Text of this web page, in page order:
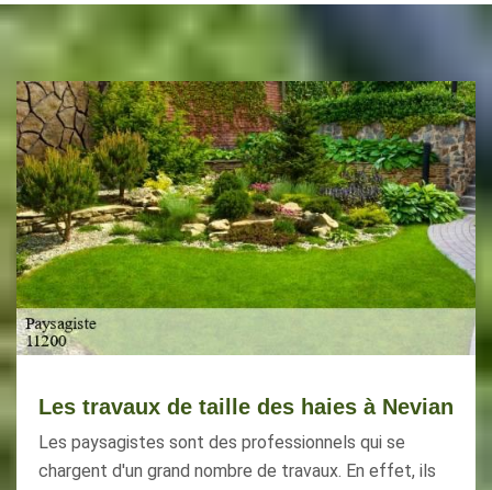
Les travaux de taille des haies à Nevian
Les paysagistes sont des professionnels qui se
chargent d'un grand nombre de travaux. En effet, ils